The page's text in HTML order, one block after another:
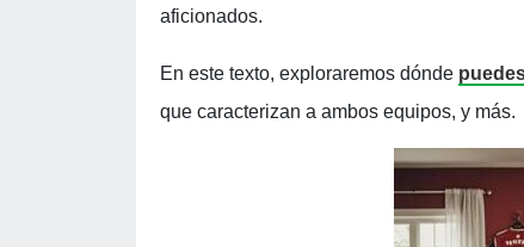
aficionados.
En este texto, exploraremos dónde
que caracterizan a ambos equipos, y más.